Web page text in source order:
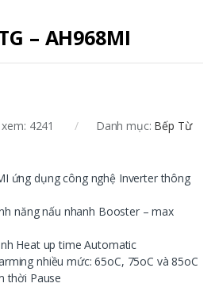
– AH968MI
4241 Danh mục: Bếp Từ
ứng dụng công nghệ Inverter thông
năng nấu nhanh Booster – max
Heat up time Automatic
nhiều mức: 65oC, 75oC và 85oC
thời Pause